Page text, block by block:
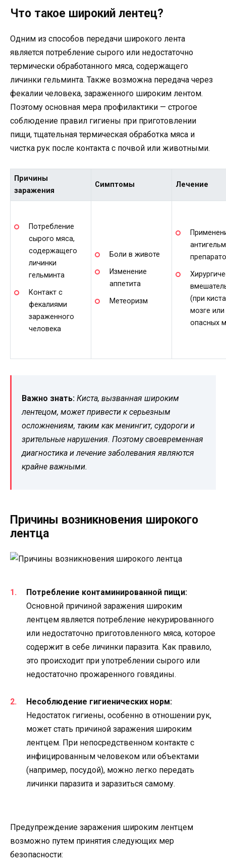
Что такое широкий лентец?
Одним из способов передачи широкого лента
является потребление сырого или недостаточно
термически обработанного мяса, содержащего
личинки гельминта. Также возможна передача через
фекалии человека, зараженного широким лентом.
Поэтому основная мера профилактики — строгое
соблюдение правил гигиены при приготовлении
пищи, тщательная термическая обработка мяса и
чистка рук после контакта с почвой или животными.
Причины
заражения
Симптомы Лечение
Потребление
сырого мяса,
содержащего
личинки
гельминта
Контакт с
фекалиями
зараженного
человека
Боли в животе
Изменение
аппетита
Метеоризм
(при
мозге или
опасных
Важно знать: Киста, вызванная широким
лентецом, может привести к серьезным
осложнениям, таким как менингит, судороги и
зрительные нарушения. Поэтому своевременная
диагностика и лечение заболевания являются
крайне важными.
Причины возникновения широкого
лентца
Потребление контаминированной пищи:
Основной причиной заражения широким
лентцем является потребление некурированного
или недостаточно приготовленного мяса, которое
содержит в себе личинки паразита. Как правило,
это происходит при употреблении сырого или
недостаточно прожаренного говядины.
Несоблюдение гигиенических норм:
Недостаток гигиены, особенно в отношении рук,
может стать причиной заражения широким
лентцем. При непосредственном контакте с
инфицированным человеком или объектами
(например, посудой), можно легко передать
личинки паразита и заразиться самому.
Предупреждение заражения широким лентцем
возможно путем принятия следующих мер
безопасности: